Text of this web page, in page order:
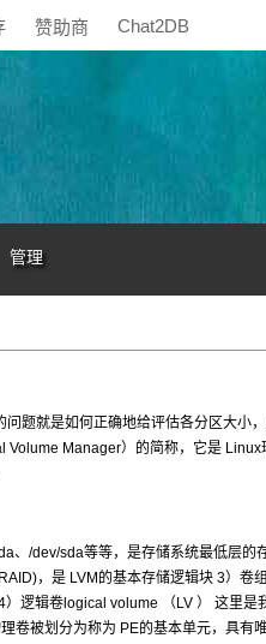
赞助商 Chat2DB
管理
题就是如何正确地给评估各分区大小
Manager）的简称，它是
、/dev/sda等等，是存储系统最低层
，是 LVM的基本存储逻辑块 3）卷
逻辑卷logical volume （LV ） 这里
卷被划分为称为 PE的基本单元，具有